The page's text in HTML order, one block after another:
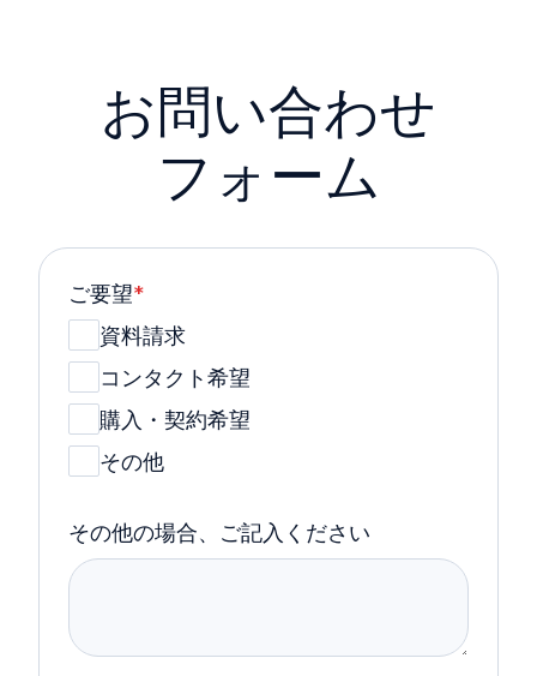
お問い合わせ
フォーム
ご要望*
資料請求
コンタクト希望
購入・契約希望
その他
その他の場合、ご記入ください